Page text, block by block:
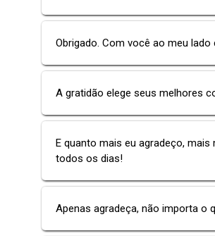
Obrigado. Com você ao meu
A gratidão elege seus melhores
E quanto mais eu agradeço,
todos os dias!
Apenas agradeça, não importa o